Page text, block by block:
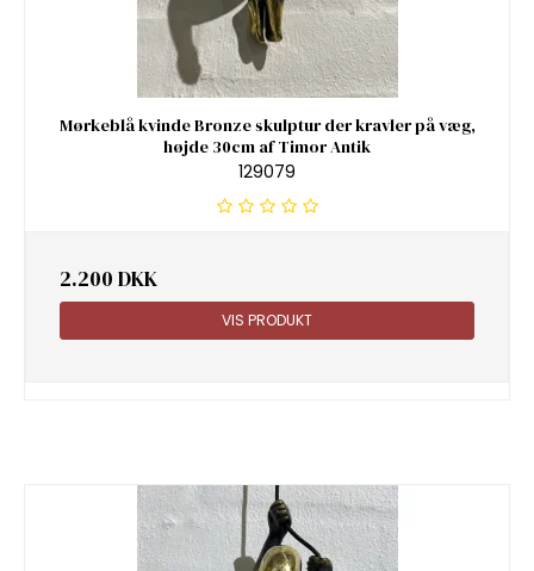
Mørkeblå kvinde Bronze skulptur der kravler på væg,
højde 30cm af Timor Antik
129079
2.200 DKK
VIS PRODUKT